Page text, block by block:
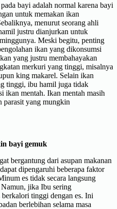
bayi adalah normal karena bayi
untuk memakan ikan
menurut seorang ahli
justru dianjurkan untuk
Meski begitu, penting
ikan yang dikonsumsi
yang justru membahayakan
merkuri yang tinggi, misalnya
king makarel. Selain ikan
tinggi, ibu hamil juga tidak
ikan mentah. Ikan mentah masih
parasit yang mungkin
bayi gemuk
bergantung dari asupan makanan
dipengaruhi beberapa faktor
es tidak secara langsung
jika Ibu sering
tinggi dengan es. Ini
berlebihan selama masa